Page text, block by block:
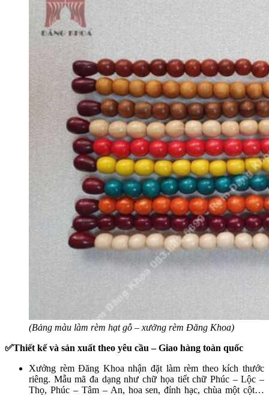
(Bảng màu làm rèm hạt gỗ – xưởng rèm Đăng Khoa)
✅Thiết kế và sản xuất theo yêu cầu – Giao hàng toàn quốc
Xưởng rèm Đăng Khoa nhận đặt làm rèm theo kích thước
riêng. Mẫu mã đa dạng như chữ họa tiết chữ Phúc – Lộc –
Thọ, Phúc – Tâm – An, hoa sen, đỉnh hạc, chùa một cột…